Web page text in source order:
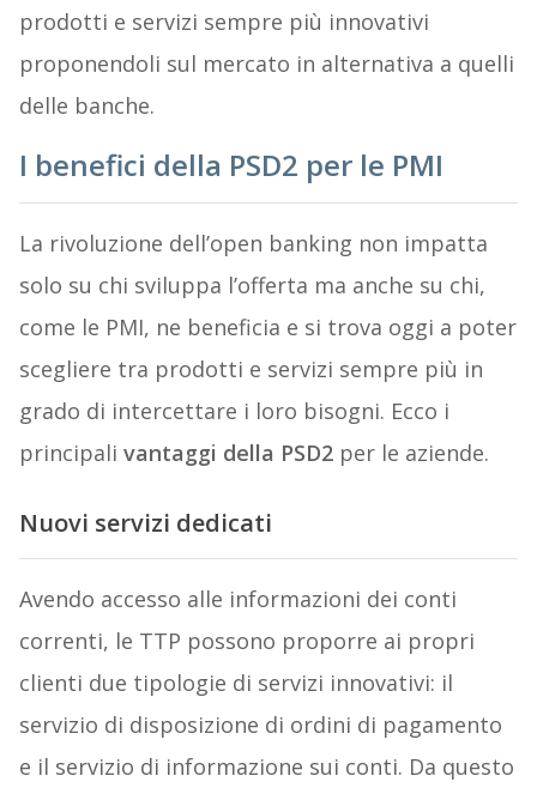
prodotti e servizi sempre più innovativi
proponendoli sul mercato in alternativa a quelli
delle banche.
I benefici della PSD2 per le PMI
La rivoluzione dell’open banking non impatta
solo su chi sviluppa l’offerta ma anche su chi,
come le PMI, ne beneficia e si trova oggi a poter
scegliere tra prodotti e servizi sempre più in
grado di intercettare i loro bisogni. Ecco i
principali vantaggi della PSD2per le aziende.
Nuovi servizi dedicati
Avendo accesso alle informazioni dei conti
correnti, le TTP possono proporre ai propri
clienti due tipologie di servizi innovativi: il
servizio di disposizione di ordini di pagamento
e il servizio di informazione sui conti. Da questo